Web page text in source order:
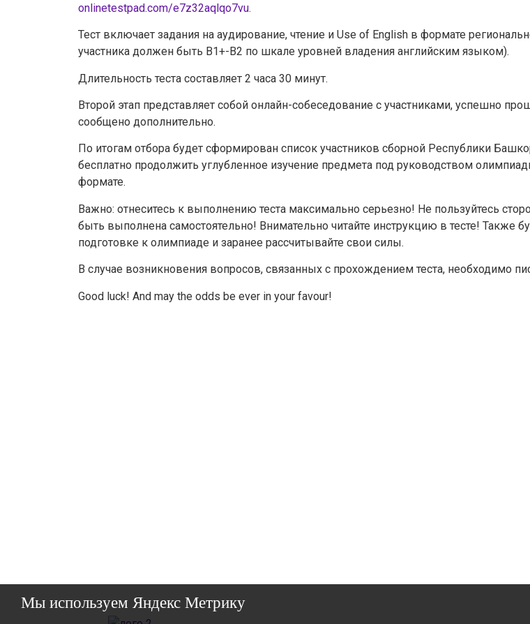
onlinetestpad.com/e7z32aqlqo7vu.
Тест включает задания на аудирование, чтение и Use of English в формате
участника должен быть В1+-В2 по шкале уровней владения английским языком).
Длительность теста составляет 2 часа 30 минут.
Второй этап представляет собой онлайн-собеседование с участниками, успешно
сообщено дополнительно.
По итогам отбора будет сформирован список участников сборной Республики
бесплатно продолжить углубленное изучение предмета под руководством
формате.
Важно: отнеситесь к выполнению теста максимально серьезно! Не пользуйтесь
быть выполнена самостоятельно! Внимательно читайте инструкцию в тесте! Также
подготовке к олимпиаде и заранее рассчитывайте свои силы.
В случае возникновения вопросов, связанных с прохождением теста, необходимо
Good luck! And may the odds be ever in your favour!
Мы используем Яндекс Метрику
Задайте нам
Для заполнения данной формы
браузере.
Эл. почта
Тема вопроса:*
Ваш вопрос*